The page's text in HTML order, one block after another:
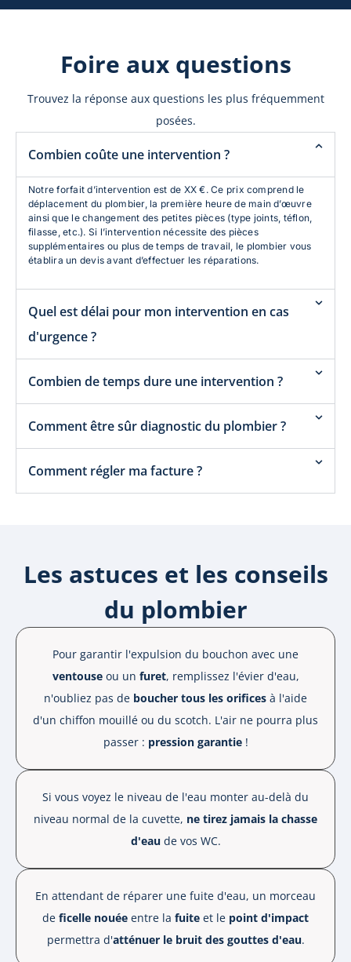
Foire aux questions
Trouvez la réponse aux questions les plus fréquemment
posées.
Combien coûte une intervention ?
Notre forfait d’intervention est de XX €.Ce prix comprend le
déplacement du plombier, la première heure de main d’œuvre
ainsi que le changement des petites pièces (type joints, téflon,
filasse, etc.). Si l’intervention nécessite des pièces
supplémentaires ou plus de temps de travail, le plombier vous
établira un devis avant d’effectuer les réparations.
Quel est délai pour mon intervention en cas
d'urgence ?
Combien de temps dure une intervention ?
Comment être sûr diagnostic du plombier ?
Comment régler ma facture ?
Les astuces et les conseils
du plombier
Pour garantir l'expulsion du bouchon avec une
ventouseou un furet, remplissez l'évier d'eau,
n'oubliez pas de boucher tous les orifices à l'aide
d'un chiffon mouillé ou du scotch. L'air ne pourra plus
passer : pression garantie!
Si vous voyez le niveau de l'eau monter au-delà du
niveau normal de la cuvette, ne tirez jamais la chasse
d'eaude vos WC.
En attendant de réparer une fuite d'eau, un morceau
de ficelle nouée entre la fuite et le point d'impact
permettra d'atténuer le bruit des gouttes d'eau.